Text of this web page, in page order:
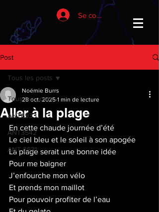
Se connecter
Post
Tous les posts
ANT6933
ANT3542
ANT 3531
Tous les posts
Aller à la plage
Noémie Burrs
28 oct. 2025 1 min de lecture
En cette chaude journée d’été
Le ciel bleu et le soleil à son apogée
La plage serait une bonne idée
Pour me baigner
J’enfourche mon vélo
Et prends mon maillot
Pour pouvoir profiter de l’eau